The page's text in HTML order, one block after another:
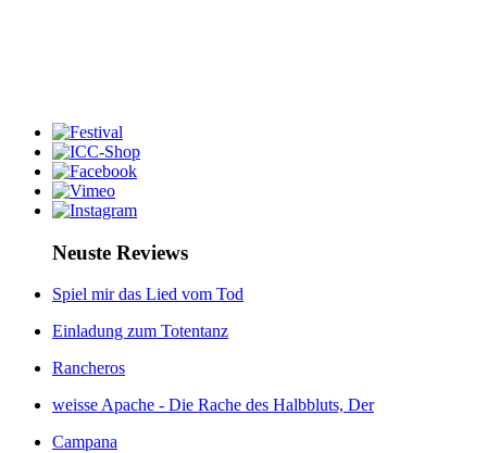
Neuste Reviews
Spiel mir das Lied vom Tod
Einladung zum Totentanz
Rancheros
weisse Apache - Die Rache des Halbbluts, Der
Campana